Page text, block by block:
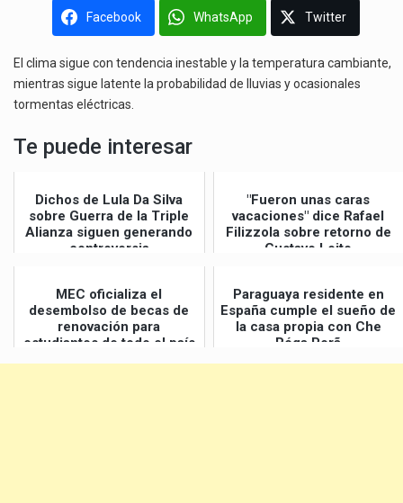
Facebook WhatsApp Twitter
El clima sigue con tendencia inestable y la temperatura cambiante,
mientras sigue latente la probabilidad de lluvias y ocasionales
tormentas eléctricas.
Te puede interesar
Dichos de Lula Da Silva
sobre Guerra de la Triple
Alianza siguen generando
controversia
"Fueron unas caras
vacaciones" dice Rafael
Filizzola sobre retorno de
Gustavo Leite
MEC oficializa el
desembolso de becas de
renovación para
estudiantes de todo el país
Paraguaya residente en
España cumple el sueño de
la casa propia con Che
Róga Porã